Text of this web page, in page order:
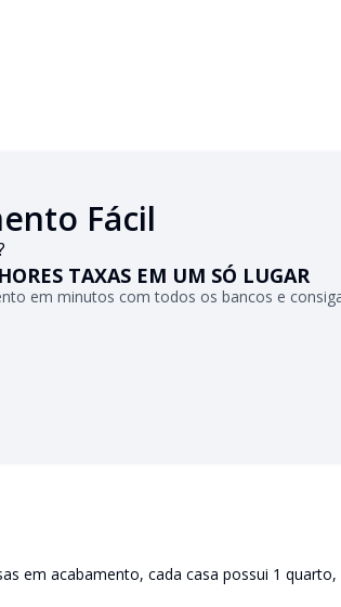
Fácil
TAXAS EM UM SÓ LUGAR
em minutos com todos os bancos e
em acabamento, cada casa possui 1